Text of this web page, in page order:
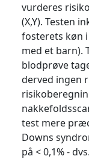
vurderes
(X,Y). Testen
fosterets køn
med et barn).
blodprøve
derved ingen
test mere
Downs
på < 0,1% -